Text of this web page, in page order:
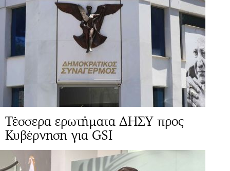
Τέσσερα ερωτήματα ΔΗΣΥ προς
Κυβέρνηση για GSI